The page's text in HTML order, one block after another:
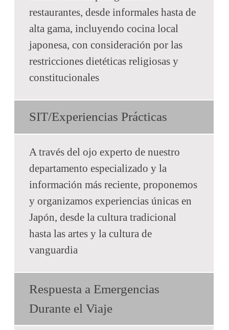
restaurantes, desde informales hasta de
alta gama, incluyendo cocina local
japonesa, con consideración por las
restricciones dietéticas religiosas y
constitucionales
SIT/Experiencias Prácticas
A través del ojo experto de nuestro
departamento especializado y la
información más reciente, proponemos
y organizamos experiencias únicas en
Japón, desde la cultura tradicional
hasta las artes y la cultura de
vanguardia
Respuesta a Emergencias
Durante el Viaje